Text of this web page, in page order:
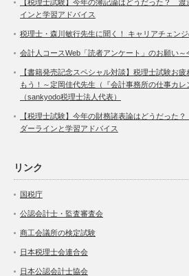
【税理士試験】今年の簿記論はどうだった？ 渡
インと学習アドバイス
税理士・森川敏行先生に聞く！ キャリアチェン
会計人コースWeb「読者アンケート」のお願い～
【書籍発売記念スペシャル対談】税理士試験お
もう！～定岡佳代先生（『会計事務所の仕事カ
（sankyodo税理士法人代表）
【税理士試験】今年の財務諸表論はどうだった
ダーラインと学習アドバイス
リンク
国税庁
公認会計士・監査審査会
商工会議所の検定試験
日本税理士会連合会
日本公認会計士協会